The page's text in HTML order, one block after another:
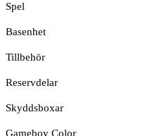
Spel
Basenhet
Tillbehör
Reservdelar
Skyddsboxar
Gameboy Color